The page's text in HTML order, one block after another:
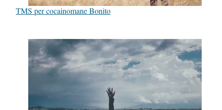
TMS per cocainomane Bonito